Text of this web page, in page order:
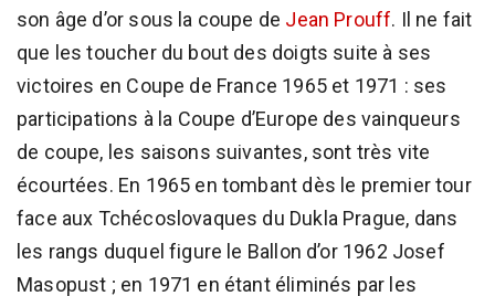
son âge d’or sous la coupe de Jean Prouff. Il ne fait
que les toucher du bout des doigts suite à ses
victoires en Coupe de France 1965 et 1971 : ses
participations à la Coupe d’Europe des vainqueurs
de coupe, les saisons suivantes, sont très vite
écourtées. En 1965 en tombant dès le premier tour
face aux Tchécoslovaques du Dukla Prague, dans
les rangs duquel figure le Ballon d’or 1962 Josef
Masopust ; en 1971 en étant éliminés par les